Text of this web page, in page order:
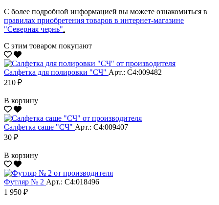
С более подробной информацией вы можете ознакомиться в
правилах приобретения товаров в интернет-магазине
"Северная чернь".
С этим товаром покупают
Салфетка для полировки "CЧ" Арт.: С4:009482
210 ₽
В корзину
Салфетка саше "CЧ" Арт.: С4:009407
30 ₽
В корзину
Футляр № 2 Арт.: С4:018496
1 950 ₽